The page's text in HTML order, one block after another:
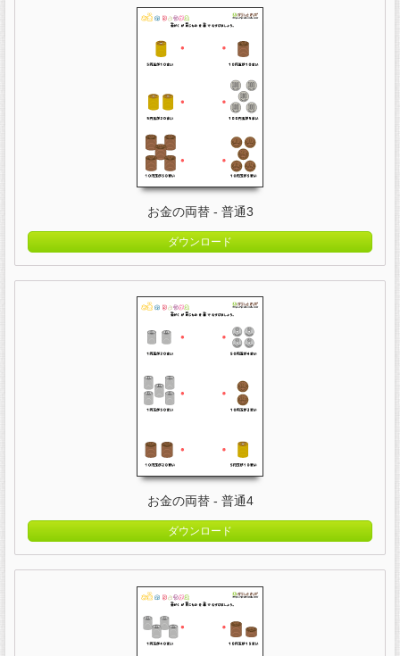
お金の両替 - 普通3
ダウンロード
お金の両替 - 普通4
ダウンロード